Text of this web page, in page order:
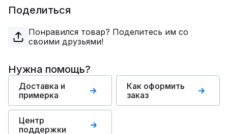
Поделиться
Понравился товар? Поделитесь им со
своими друзьями!
Нужна помощь?
Доставка и
примерка
Как оформить
заказ
Центр
поддержки